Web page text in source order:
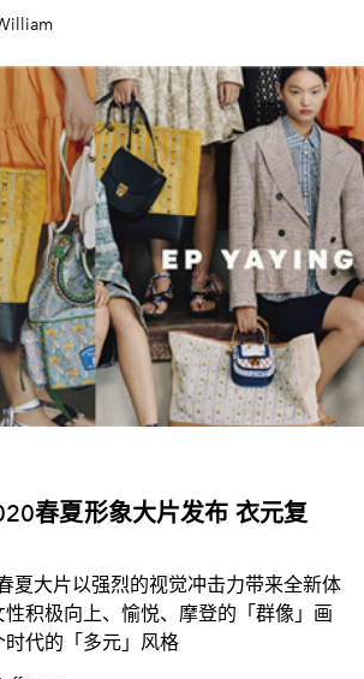
春夏形象大片发布 衣元复
夏大片以强烈的视觉冲击力带来全新体
积极向上、愉悦、摩登的「群像」画
代的「多元」风格